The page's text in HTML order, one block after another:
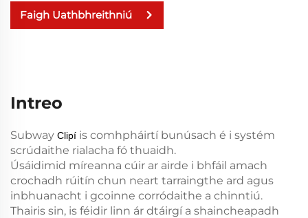
Faigh Uathbhreithniú
Intreo
Subway Clipí is comhpháirtí bunúsach é i systém
scrúdaithe rialacha fó thuaidh.
Úsáidimid míreanna cúir ar airde i bhfáil amach
crochadh rúitín chun neart tarraingthe ard agus
inbhuanacht i gcoinne corródaithe a chinntiú.
Thairis sin, is féidir linn ár dtáirgí a shaincheapadh